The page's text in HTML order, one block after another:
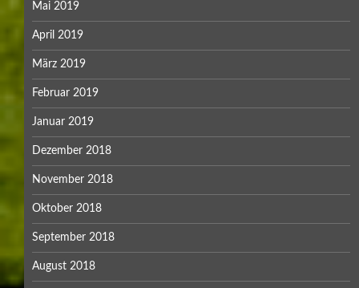
Mai 2019
April 2019
März 2019
Februar 2019
Januar 2019
Dezember 2018
November 2018
Oktober 2018
September 2018
August 2018